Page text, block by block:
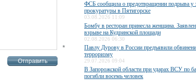
*
ФСБ сообщила о предотвращении подрыва у
прокуратуры в Пятигорске
03.08.2026 11:09
Бомбу в ресторан принесла женщина.
взрыве на Кудринской площади
02.08.2026 06:30
Павлу Дурову в России предъявили
терроризму
29.07.2026 09:04
В Запорожской области при ударах ВСУ по
погибли восемь человек